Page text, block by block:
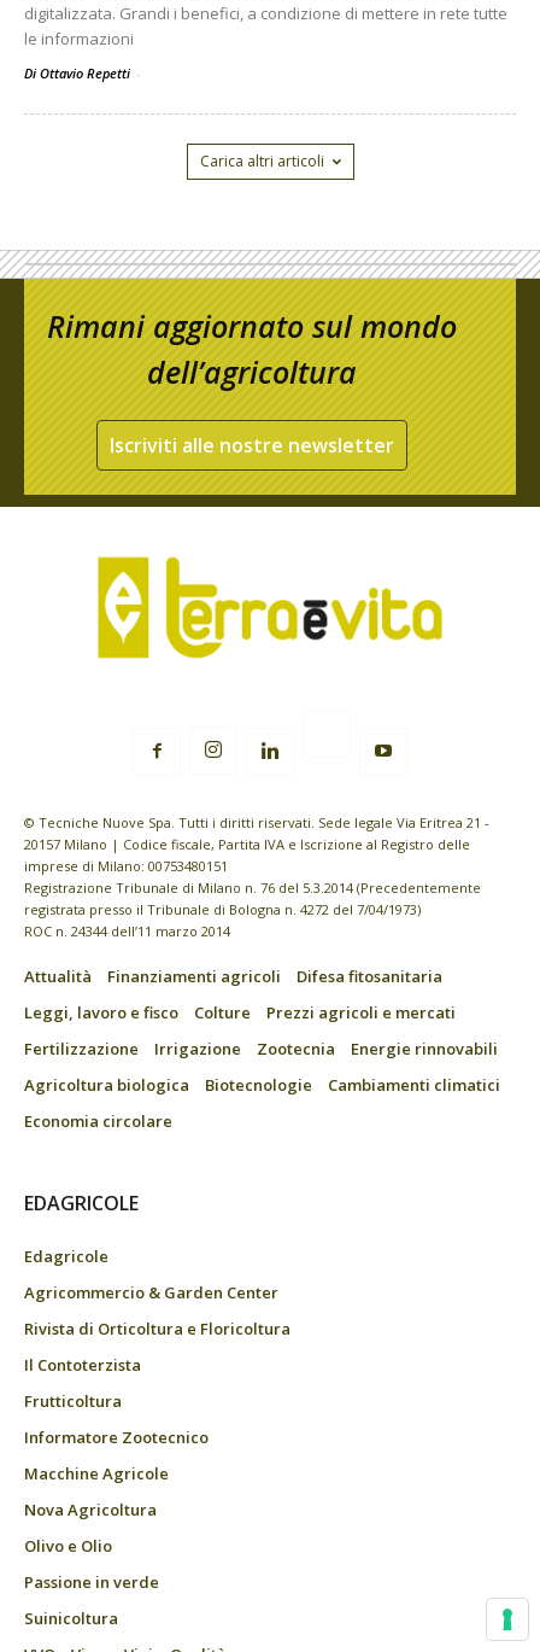
digitalizzata. Grandi i benefici, a condizione di mettere in rete tutte
le informazioni
Di Ottavio Repetti -
Carica altri articoli
Rimani aggiornato sul mondo
dell’agricoltura
Iscriviti alle nostre newsletter
© Tecniche Nuove Spa. Tutti i diritti riservati. Sede legale Via Eritrea 21 -
20157 Milano | Codice fiscale, Partita IVA e Iscrizione al Registro delle
imprese di Milano: 00753480151
Registrazione Tribunale di Milano n. 76 del 5.3.2014 (Precedentemente
registrata presso il Tribunale di Bologna n. 4272 del 7/04/1973)
ROC n. 24344 dell’11 marzo 2014
Attualità Finanziamenti agricoli
Difesa fitosanitaria
Leggi, lavoro e fisco
Colture
Prezzi agricoli e mercati
Fertilizzazione
Irrigazione Zootecnia
Energie rinnovabili
Agricoltura biologica
Biotecnologie
Cambiamenti climatici
Economia circolare
EDAGRICOLE
Edagricole
Agricommercio & Garden Center
Rivista di Orticoltura e Floricoltura
Il Contoterzista
Frutticoltura
Informatore Zootecnico
Macchine Agricole
Nova Agricoltura
Olivo e Olio
Passione in verde
Suinicoltura